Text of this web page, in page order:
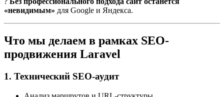
«невидимым» для Google и Яндекса.
Что мы делаем в рамках SEO-
продвижения Laravel
1. Технический SEO-аудит